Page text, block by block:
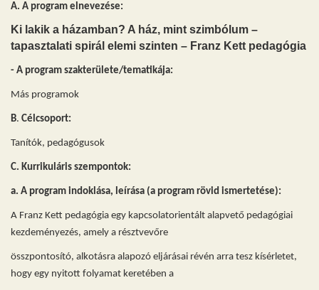
A. A program elnevezése:
Ki lakik a házamban? A ház, mint szimbólum –
tapasztalati spirál elemi szinten – Franz Kett pedagógia
- A program szakterülete/tematikája:
Más programok
B. Célcsoport:
Tanítók, pedagógusok
C. Kurrikuláris szempontok:
a. A program indoklása, leírása (a program rövid ismertetése):
A Franz Kett pedagógia egy kapcsolatorientált alapvető pedagógiai
kezdeményezés, amely a résztvevőre
összpontosító, alkotásra alapozó eljárásai révén arra tesz kísérletet,
hogy egy nyitott folyamat keretében a